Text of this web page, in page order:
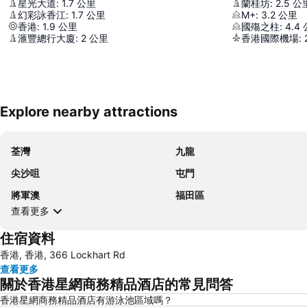
星光大道: 1.7 公里
幻彩詠香江: 1.7 公里
香港: 1.9 公里
滙豐總行大廈: 2 公里
蘭桂坊: 2.5 公
M+: 3.2 公里
國殤之柱: 4.4
香港國際機場:
Explore nearby attractions
荃灣
九龍
尖沙咀
屯門
將軍澳
福田區
查看更多
住宿資料
香港, 香港, 366 Lockhart Rd
查看更多
關於香港星網商務精品酒店的常見問答
香港星網商務精品酒店有游泳池區域嗎？